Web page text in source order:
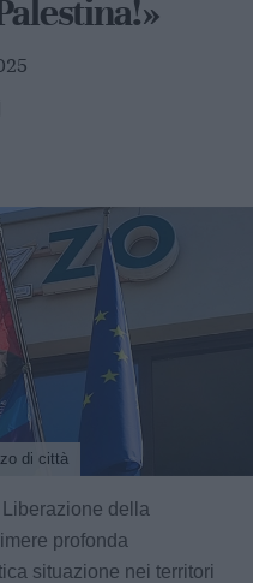
di città
Liberazione della
profonda
situazione nei territori